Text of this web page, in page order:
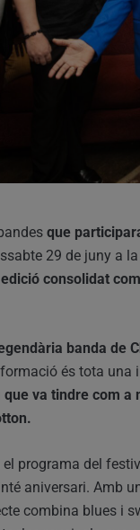
que
29 de juny a
consolidat
banda de
és tota
que va tindre com a
programa del
aniversari. Amb
combina blues i